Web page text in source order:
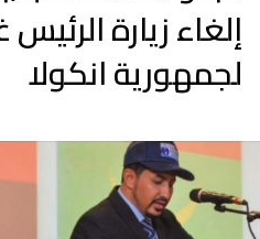
إلغاء زيارة
لجمهورية انكولا